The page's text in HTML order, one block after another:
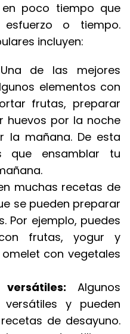
en poco tiempo que
o tiempo.
incluyen:
de las mejores
elementos con
frutas, preparar
huevos por la noche
la mañana. De esta
que ensamblar tu
muchas recetas de
se pueden preparar
Por ejemplo, puedes
frutas, yogur y
con vegetales
Algunos
y pueden
de desayuno.